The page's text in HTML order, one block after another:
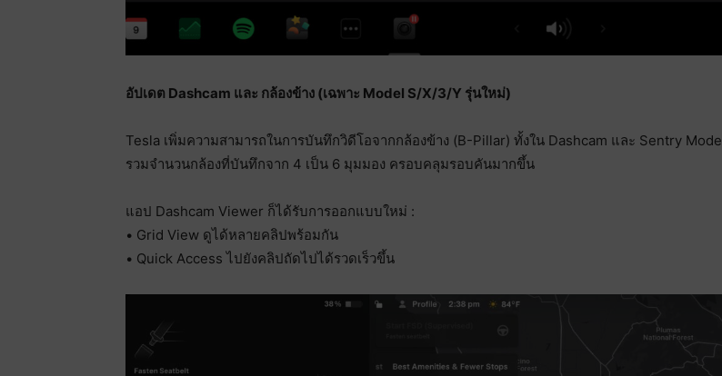
อัปเดต Dashcam และ กล้องข้าง (เฉพาะ Model S/X/3/Y รุ่นใหม่)
Tesla เพิ่มความสามารถในการบันทึกวิดีโอจากกล้องข้าง (B-Pillar) ทั้งใน Dashcam และ Sentry Mode
รวมจำนวนกล้องที่บันทึกจาก 4 เป็น 6 มุมมอง ครอบคลุมรอบคันมากขึ้น
แอป Dashcam Viewer ก็ได้รับการออกแบบใหม่ :
• Grid View ดูได้หลายคลิปพร้อมกัน
• Quick Access ไปยังคลิปถัดไปได้รวดเร็วขึ้น